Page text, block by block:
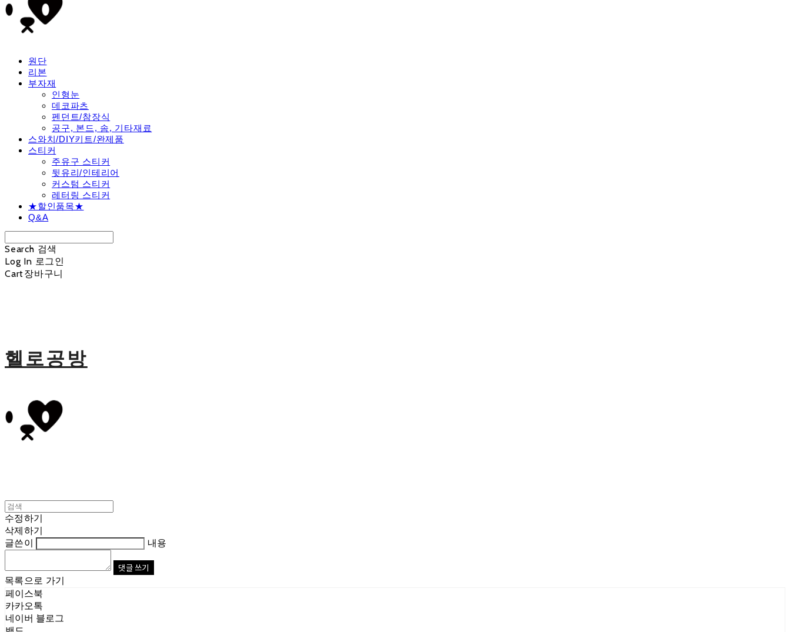
원단
리본
부자재
인형눈
데코파츠
펜던트/참장식
공구, 본드, 솜, 기타재료
스와치/DIY키트/완제품
스티커
주유구 스티커
뒷유리/인테리어
커스텀 스티커
레터링 스티커
★할인품목★
Q&A
Search 검색
Log In 로그인
Cart장바구니
헬로공방
수정하기
삭제하기
글쓴이
내용
댓글 쓰기
목록으로 가기
페이스북
카카오톡
네이버 블로그